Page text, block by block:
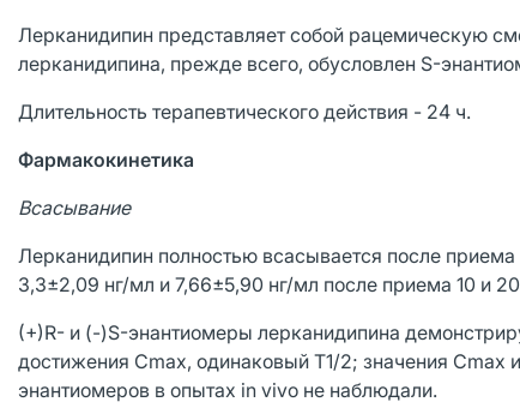
Лерканидипин представляет собой рацемическую
лерканидипина, прежде всего, обусловлен S-
Длительность терапевтического действия - 24 ч.
Фармакокинетика
Всасывание
Лерканидипин полностью всасывается после приема
3,3±2,09 нг/мл и 7,66±5,90 нг/мл после приема 10 и
(+)R- и (-)S-энантиомеры лерканидипина
достижения Cmax, одинаковый T1/2; значения
энантиомеров в опытах in vivo не наблюдали.